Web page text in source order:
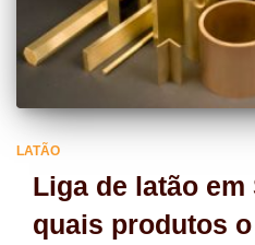
LATÃO
Liga de latão em
quais produtos